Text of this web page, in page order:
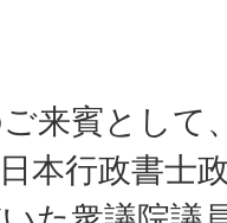
来賓として
本行政書士